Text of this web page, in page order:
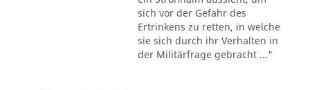
sich vor der Gefahr des
Ertrinkens zu retten, in welche
sie sich durch ihr Verhalten in
der Militärfrage gebracht ..."